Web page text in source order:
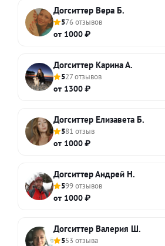
Догситтер Вера Б.
576 отзывов
от 1000 ₽
Догситтер Карина А.
527 отзывов
от 1300 ₽
Догситтер Елизавета Б.
581 отзыв
от 1000 ₽
Догситтер Андрей Н.
599 отзывов
от 1000 ₽
Догситтер Валерия Ш.
553 отзыва